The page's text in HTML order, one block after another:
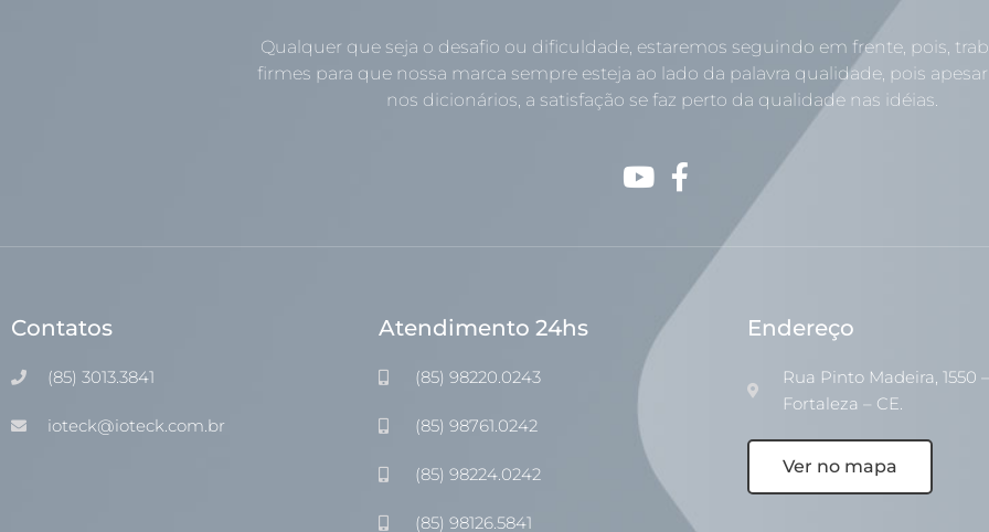
Qualquer que seja o desafio ou dificuldade, estaremos seguindo em frente, pois,
firmes para que nossa marca sempre esteja ao lado da palavra qualidade, pois
nos dicionários, a satisfação se faz perto da qualidade nas idéias.
Contatos
(85) 3013.3841
ioteck@ioteck.com.br
Atendimento 24hs
(85) 98220.0243
(85) 98761.0242
(85) 98224.0242
(85) 98126.5841
Endereço
Rua Pinto Madeira, 1550
Fortaleza – CE.
Ver no mapa